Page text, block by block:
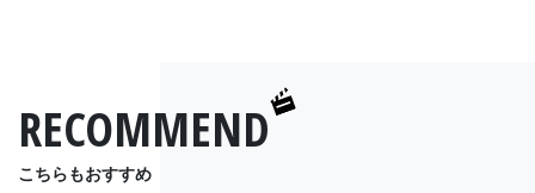
RECOMMEND
こちらもおすすめ